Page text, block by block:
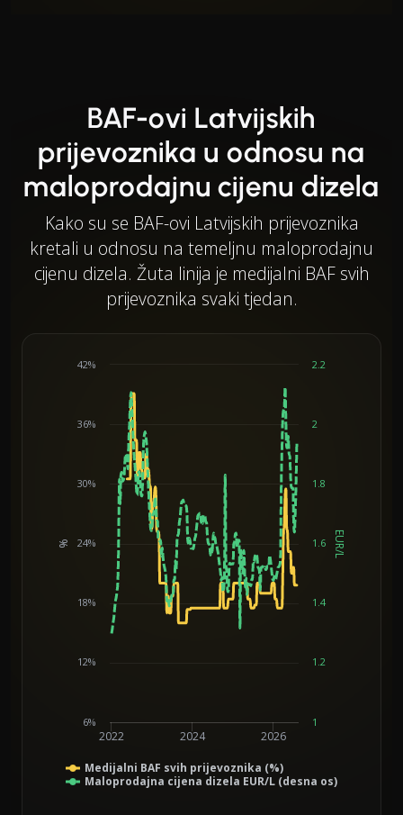
BAF-ovi Latvijskih
prijevoznika u odnosu na
maloprodajnu cijenu dizela
Kako su se BAF-ovi Latvijskih prijevoznika
kretali u odnosu na temeljnu maloprodajnu
cijenu dizela. Žuta linija je medijalni BAF svih
prijevoznika svaki tjedan.
% EUR/L
Medijalni BAF svih prijevoznika (%)
Maloprodajna cijena dizela EUR/L (desna os)
2022 2024 2026
6%
12%
18%
24%
30%
36%
42%
1
1.2
1.4
1.6
1.8
2
2.2